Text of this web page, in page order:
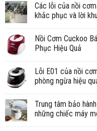
Các lỗi của nồi
khắc phục và lời
Nồi Cơm Cuckoo
Phục Hiệu Quả
Lỗi E01 của nồi
phòng ngừa hiệu
Trung tâm bảo
những chiếc máy